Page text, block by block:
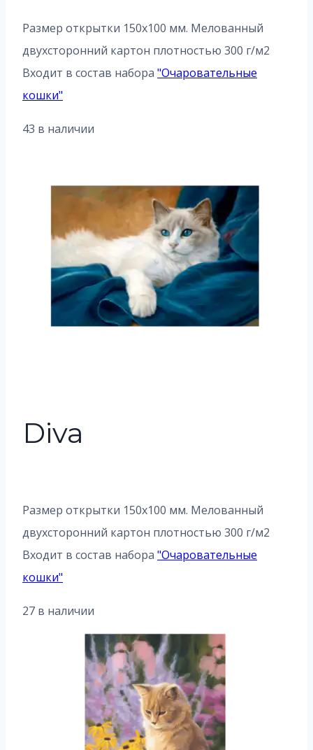
Размер открытки 150х100 мм. Мелованный
двухсторонний картон плотностью 300 г/м2
Входит в состав набора "Очаровательные
кошки"
43 в наличии
Diva
Размер открытки 150х100 мм. Мелованный
двухсторонний картон плотностью 300 г/м2
Входит в состав набора "Очаровательные
кошки"
27 в наличии